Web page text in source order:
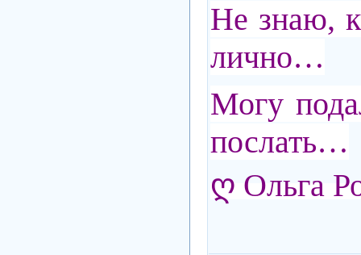
Не знаю,
лично…
Могу
послать…
ღ Ольга